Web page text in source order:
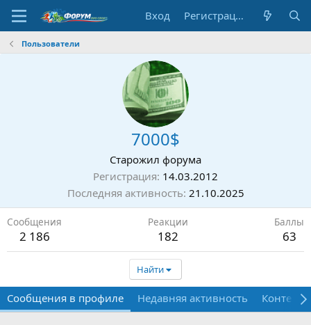
Вход Регистрация
Пользователи
7000$
Старожил форума
Регистрация 14.03.2012
Последняя активность 21.10.2025
Сообщения
2 186
Реакции
182
Баллы
63
Найти
Сообщения в профиле Недавняя активность Контент